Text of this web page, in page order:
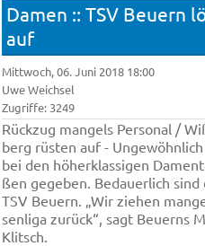
Damen :: TSV Beu­ern
auf
Mittwoch, 06. Juni 2018 18:00
Uwe Weichsel
Zugriffe: 3249
Rück­zug man­gels Per­so­nal /
berg rüs­ten auf -
bei den hö­her­klas­si­gen
ßen ge­ge­ben. Be­dau­er­lich
TSV Beu­ern. „Wir zie­hen
sen­li­ga zu­rück“, sagt Beu­erns
Klitsch.